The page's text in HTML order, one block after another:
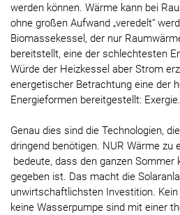
werden können. Wärme kann bei
ohne großen Aufwand „veredelt“
Biomassekessel, der nur
bereitstellt, eine der schlechtesten
Würde der Heizkessel aber Strom
energetischer Betrachtung eine der
Energieformen bereitgestellt: Exergie.
Genau dies sind die Technologien,
dringend benötigen. NUR Wärme zu
bedeute, dass den ganzen Sommer
gegeben ist. Das macht die
unwirtschaftlichsten Investition. Kein
keine Wasserpumpe sind mit einer